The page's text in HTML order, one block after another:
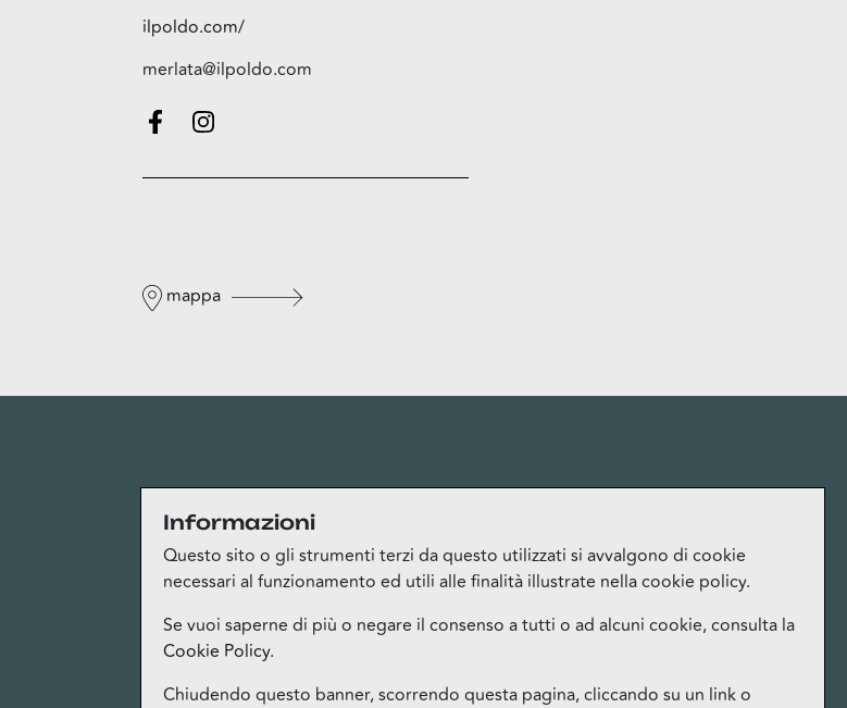
ilpoldo.com/
merlata@ilpoldo.com
mappa
Informazioni
Questo sito o gli strumenti terzi da questo utilizzati si avvalgono di cookie
necessari al funzionamento ed utili alle finalità illustrate nella cookie policy.
Se vuoi saperne di più o negare il consenso a tutti o ad alcuni cookie, consulta la
Cookie Policy.
Chiudendo questo banner, scorrendo questa pagina, cliccando su un link o
Privacy
Privacy Policy
Cookie Policy
Termini del servizio Bloom Club
Gestione cookie
Lavora con noi
Ufficio Stampa
Instagram